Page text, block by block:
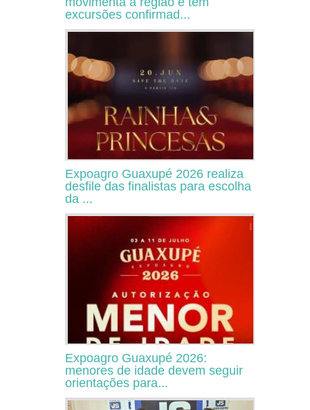
excursões confirmad...
Expoagro Guaxupé 2026 realiza
desfile das finalistas para escolha
da ...
Expoagro Guaxupé 2026:
menores de idade devem seguir
orientações para...